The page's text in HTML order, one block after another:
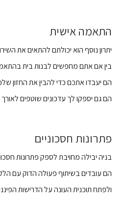
התאמה אישית
יתרון נוסף הוא יכולתם להתאים את
בין אם אתם מחפשים לבנות בית
הם יעבדו אתכם כדי להבין את החזון
הם גם יספקו לך עדכונים שוטפים
פתרונות חסכוניים
בניה יבילה מחויבת לספק פתרונות
הם עובדים בשיתוף פעולה הדוק עם
ולפתח תוכנית העונה על הדרישות